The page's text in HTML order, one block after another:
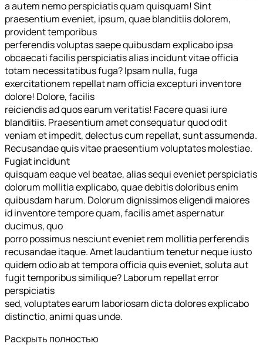
a autem nemo perspiciatis quam quisquam! Sint
praesentium eveniet, ipsum, quae blanditiis dolorem,
provident temporibus
perferendis voluptas saepe quibusdam explicabo ipsa
obcaecati facilis perspiciatis alias incidunt vitae officia
totam necessitatibus fuga? Ipsam nulla, fuga
exercitationem repellat nam officia excepturi inventore
dolore! Dolore, facilis
reiciendis ad quos earum veritatis! Facere quasi iure
blanditiis. Praesentium amet consequatur quod odit
veniam et impedit, delectus cum repellat, sunt assumenda.
Recusandae quis vitae praesentium voluptates molestiae.
Fugiat incidunt
quisquam eaque vel beatae, alias sequi eveniet perspiciatis
dolorum mollitia explicabo, quae debitis doloribus enim
quibusdam harum. Dolorum dignissimos eligendi maiores
id inventore tempore quam, facilis amet aspernatur
ducimus, quo
porro possimus nesciunt eveniet rem mollitia perferendis
recusandae itaque. Amet laudantium tenetur neque iusto
quidem odio ab at tempora officia quis eveniet, soluta aut
fugit temporibus similique? Laborum repellat error
perspiciatis
sed, voluptates earum laboriosam dicta dolores explicabo
distinctio, animi quas unde.
Раскрыть полностью